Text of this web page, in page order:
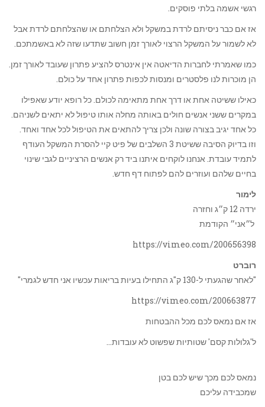
רגשי אשמה בלתי פוסקים.
אז אם כבר ניסיתם לרדת במשקל ולא הצלחתם או שהצלחתם לרדת אבל
לא לשמור על המשקל הרצוי לאורך זמן חשוב שתדעו שזה לא באשמתכם.
כמו שאמרתי לחברות הדיאטה אין אינטרס להציע פתרון שעובד לאורך זמן.
הן מוכרות לנו פלסטרים ומנסות לכפות פתרון אחד על כולם.
כאילו ששיטה אחת או דרך אחת מתאימה לכולם. כל רופא יודע שאפילו
במקרים ששני אנשים חולים באותה מחלה אותו טיפול לא יתאים לשניהם.
כל אחד יגיב בצורה שונה ולכן צריך להתאים את הטיפול לכל אחד ואחד.
וזו בדיוק הסיבה ששיטת 3 השלבים של פיט קיי להסרת המשקל העודף
לתמיד עובדת. אנחנו לוקחים איתנו ביד רק אנשים הרציניים לגבי שינוי
בחיים שלהם ועוזרים להם לפתוח דף חדש.
לימור
ירדה 12 ק״ג וחזרה
ל״אני״ הקודמת
https://vimeo.com/200656398
רוברט
"לאחר שהגעתי ל-130 ק"ג התחילו בעיות בריאות עכשיו אני חדש לגמרי"
https://vimeo.com/200663877
אז אם נמאס לכם מכל ההבטחות
ל'גלולות קסם' שטותיות שפשוט לא עובדות…
נמאס לכם מכך שיש לכם בטן
שמכבידה עליכם